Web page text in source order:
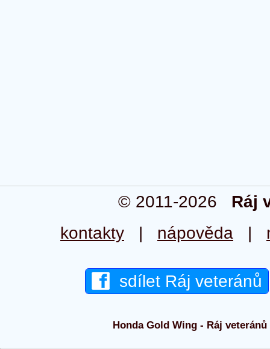
© 2011-2026 Ráj
kontakty | nápověda |
sdílet Ráj veteránů
Honda Gold Wing - Ráj